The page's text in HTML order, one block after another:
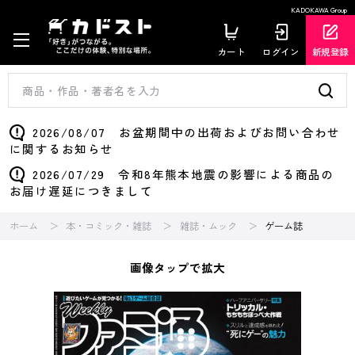
KADOKAWA Group
カート ログイン 新規登録
2026/08/07 お盆期間中の出荷およびお問い合わせ
に関するお知らせ
2026/07/29 令和8年熊本地震の影響による商品の
お届け遅延につきまして
ホーム 本・コミック・雑誌 雑誌・ムック ゲーム誌
画像タップで拡大